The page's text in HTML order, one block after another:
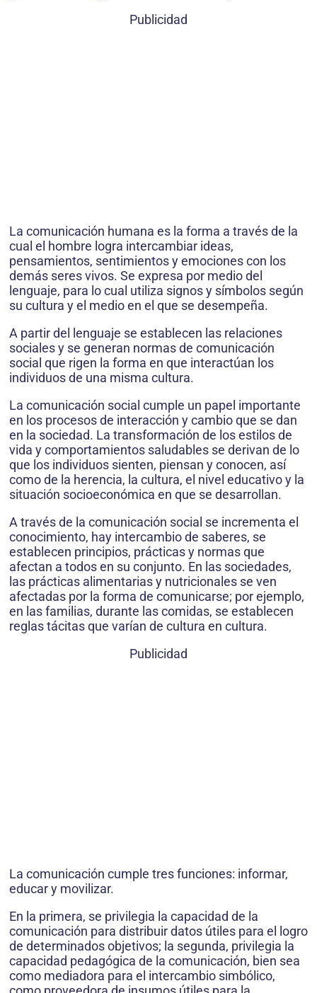
Publicidad
La comunicación humana es la forma a través de la
cual el hombre logra intercambiar ideas,
pensamientos, sentimientos y emociones con los
demás seres vivos. Se expresa por medio del
lenguaje, para lo cual utiliza signos y símbolos según
su cultura y el medio en el que se desempeña.
A partir del lenguaje se establecen las relaciones
sociales y se generan normas de comunicación
social que rigen la forma en que interactúan los
individuos de una misma cultura.
La comunicación social cumple un papel importante
en los procesos de interacción y cambio que se dan
en la sociedad. La transformación de los estilos de
vida y comportamientos saludables se derivan de lo
que los individuos sienten, piensan y conocen, así
como de la herencia, la cultura, el nivel educativo y la
situación socioeconómica en que se desarrollan.
A través de la comunicación social se incrementa el
conocimiento, hay intercambio de saberes, se
establecen principios, prácticas y normas que
afectan a todos en su conjunto. En las sociedades,
las prácticas alimentarias y nutricionales se ven
afectadas por la forma de comunicarse; por ejemplo,
en las familias, durante las comidas, se establecen
reglas tácitas que varían de cultura en cultura.
Publicidad
La comunicación cumple tres funciones: informar,
educar y movilizar.
En la primera, se privilegia la capacidad de la
comunicación para distribuir datos útiles para el logro
de determinados objetivos; la segunda, privilegia la
capacidad pedagógica de la comunicación, bien sea
como mediadora para el intercambio simbólico,